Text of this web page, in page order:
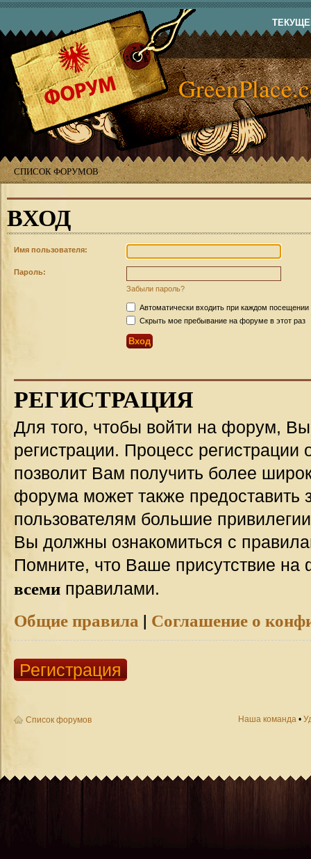
СПИСОК ФОРУМОВ
ВХОД
Имя пользователя:
Пароль:
Забыли пароль?
Автоматически входить при каждом посещении
Скрыть мое пребывание на форуме в этот раз
РЕГИСТРАЦИЯ
Для того, чтобы войти на форум,
регистрации. Процесс регистрации
позволит Вам получить более
форума может также предоставить
пользователям большие
Вы должны ознакомиться с
Помните, что Ваше присутствие на
всеми правилами.
Общие правила | Соглашение о
Регистрация
Список форумов Наша команда •